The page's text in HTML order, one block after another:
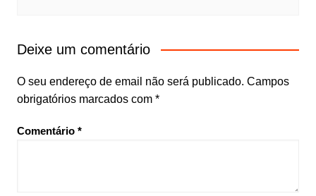
Deixe um comentário
O seu endereço de email não será publicado. Campos
obrigatórios marcados com *
Comentário *